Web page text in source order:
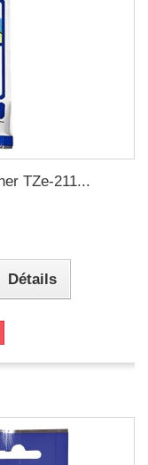
TZe-211...
Détails